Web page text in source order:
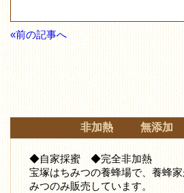
«前の記事へ
非加熱 無添加
◆自家採蜜 ◆完全非加熱
宝塚はちみつの養蜂場で、養蜂
みつのみ販売しています。